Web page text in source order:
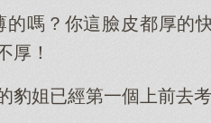
的嗎？你這臉皮都厚
厚！
姐已經第一個上前去考